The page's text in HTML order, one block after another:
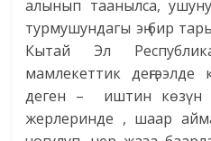
алынып таанылса,
турмушундагы эң бир
Кытай Эл
мамлекеттик
деген – иштин көзүн
жерлеринде , шаар